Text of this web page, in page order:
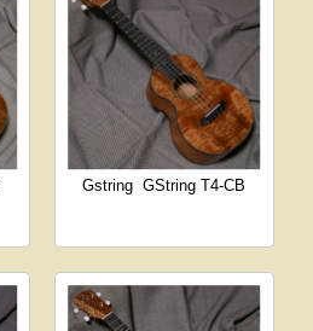
Gstring GString T4-CB